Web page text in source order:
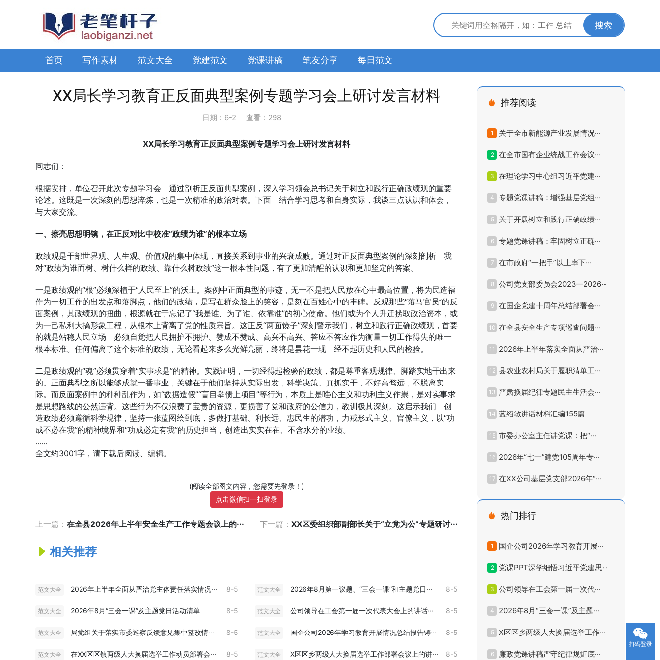
搜索
首页 写作素材 范文大全 党建范文 党课讲稿 笔友分享 每日范文
XX局长学习教育正反面典型案例专题学习会上研讨发言材料
日期： 6-2 查看：298
XX局长学习教育正反面典型案例专题学习会上研讨发言材料
同志们：
根据安排，单位召开此次专题学习会，通过剖析正反面典型案例，深入学习领会总书记关于树立和践行正确政绩观的重要
论述。这既是一次深刻的思想淬炼，也是一次精准的政治对表。下面，结合学习思考和自身实际，我谈三点认识和体会，
与大家交流。
一、擦亮思想明镜，在正反对比中校准“政绩为谁”的根本立场
政绩观是干部世界观、人生观、价值观的集中体现，直接关系到事业的兴衰成败。通过对正反面典型案例的深刻剖析，我
对“政绩为谁而树、树什么样的政绩、靠什么树政绩”这一根本性问题，有了更加清醒的认识和更加坚定的答案。
一是政绩观的“根”必须深植于“人民至上”的沃土。案例中正面典型的事迹，无一不是把人民放在心中最高位置，将为民造福
作为一切工作的出发点和落脚点，他们的政绩，是写在群众脸上的笑容，是刻在百姓心中的丰碑。反观那些“落马官员”的反
面案例，其政绩观的扭曲，根源就在于忘记了“我是谁、为了谁、依靠谁”的初心使命。他们或为个人升迁捞取政治资本，或
为一己私利大搞形象工程，从根本上背离了党的性质宗旨。这正反“两面镜子”深刻警示我们，树立和践行正确政绩观，首要
的就是站稳人民立场，必须自觉把人民拥护不拥护、赞成不赞成、高兴不高兴、答应不答应作为衡量一切工作得失的唯一
根本标准。任何偏离了这个标准的政绩，无论看起来多么光鲜亮丽，终将是昙花一现，经不起历史和人民的检验。
二是政绩观的“魂”必须贯穿着“实事求是”的精神。实践证明，一切经得起检验的政绩，都是尊重客观规律、脚踏实地干出来
的。正面典型之所以能够成就一番事业，关键在于他们坚持从实际出发，科学决策、真抓实干，不好高骛远，不脱离实
际。而反面案例中的种种乱作为，如“数据造假”“盲目举债上项目”等行为，本质上是唯心主义和功利主义作祟，是对实事求
是思想路线的公然违背。这些行为不仅浪费了宝贵的资源，更损害了党和政府的公信力，教训极其深刻。这启示我们，创
造政绩必须遵循科学规律，坚持一张蓝图绘到底，多做打基础、利长远、惠民生的潜功，力戒形式主义、官僚主义，以“功
成不必在我”的精神境界和“功成必定有我”的历史担当，创造出实实在在、不含水分的业绩。
......
全文约3001字，请下载后阅读、编辑。
(阅读全部图文内容，您需要先登录！)
点击微信扫一扫登录
上一篇： 在全县2026年上半年安全生产工作专题会议上的··· 下一篇： XX区委组织部副部长关于“立党为公”专题研讨···
相关推荐
范文大全 2026年上半年全面从严治党主体责任落实情况··· 8-5 范文大全 2026年8月第一议题、“三会一课”和主题党日··· 8-5
范文大全 2026年8月“三会一课”及主题党日活动清单 8-5 范文大全 公司领导在工会第一届一次代表大会上的讲话··· 8-5
范文大全 局党组关于落实市委巡察反馈意见集中整改情··· 8-5 范文大全 国企公司2026年学习教育开展情况总结报告铸··· 8-5
范文大全 在XX区区镇两级人大换届选举工作动员部署会··· 8-5 范文大全 X区区乡两级人大换届选举工作部署会议上的讲··· 8-5
推荐阅读
1 关于全市新能源产业发展情况···
2 在全市国有企业统战工作会议···
3 在理论学习中心组习近平党建···
4 专题党课讲稿：增强基层党组···
5 关于开展树立和践行正确政绩···
6 专题党课讲稿：牢固树立正确···
7 在市政府“一把手”以上率下···
8 公司党支部委员会2023—2026···
9 在国企党建十周年总结部署会···
10 在全县安全生产专项巡查问题···
11 2026年上半年落实全面从严治···
12 县农业农村局关于履职清单工···
13 严肃换届纪律专题民主生活会···
14 蓝绍敏讲话材料汇编155篇
15 市委办公室主任讲党课：把“···
16 2026年“七一”建党105周年专···
17 在XX公司基层党支部2026年“···
热门排行
1 国企公司2026年学习教育开展···
2 党课PPT深学细悟习近平党建思···
3 公司领导在工会第一届一次代···
4 2026年8月“三会一课”及主题···
5 X区区乡两级人大换届选举工作···
6 廉政党课讲稿严守纪律规矩底···
扫码登录